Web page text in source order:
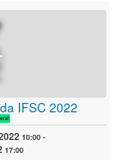
IFSC 2022
10:00 -
17:00